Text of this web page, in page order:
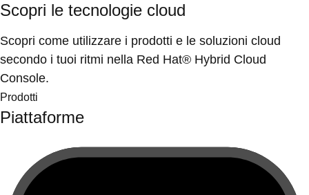
Scopri le tecnologie cloud
Scopri come utilizzare i prodotti e le soluzioni cloud
secondo i tuoi ritmi nella Red Hat® Hybrid Cloud
Console.
Prodotti
Piattaforme